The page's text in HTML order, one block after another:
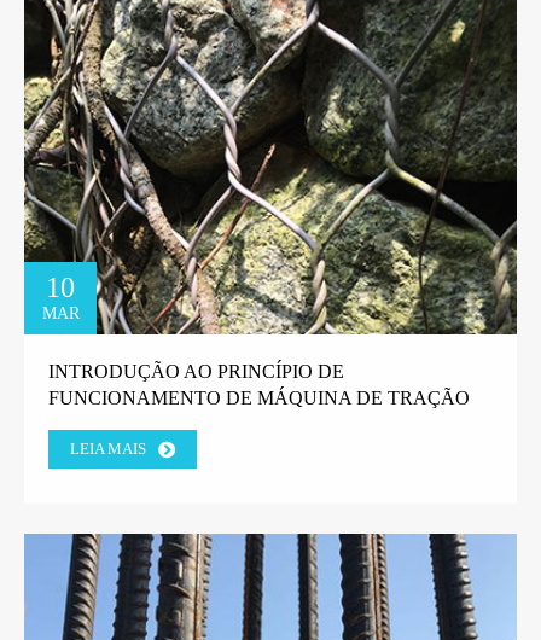
10
MAR
INTRODUÇÃO AO PRINCÍPIO DE
FUNCIONAMENTO DE MÁQUINA DE TRAÇÃO
LEIA MAIS